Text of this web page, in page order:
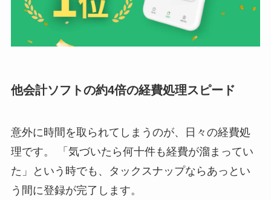
他会計ソフトの約4倍の経費処理スピード
意外に時間を取られてしまうのが、日々の経費処
理です。 「気づいたら何十件も経費が溜まってい
た」という時でも、タックスナップならあっとい
う間に登録が完了します。